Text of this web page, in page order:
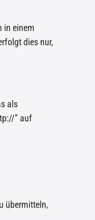
in einem
dies nur,
als
” auf
übermitteln,